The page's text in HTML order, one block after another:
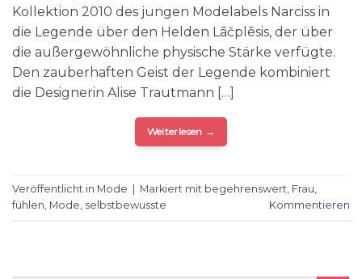
Kollektion 2010 des jungen Modelabels Narciss in
die Legende über den Helden Lāčplēsis, der über
die außergewöhnliche physische Stärke verfügte.
Den zauberhaften Geist der Legende kombiniert
die Designerin Alise Trautmann […]
Weiterlesen →
Veröffentlicht in Mode Markiert mit begehrenswert Frau
fühlen Mode selbstbewusste Kommentieren